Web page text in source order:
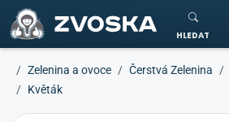
ZVOSKA
HLEDAT
Zelenina a ovoce Čerstvá Zelenina
Květák